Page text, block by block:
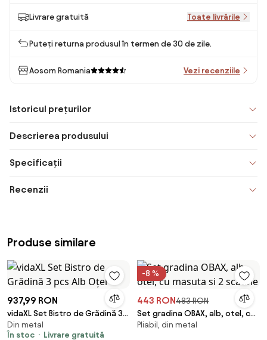
Livrare gratuită Toate livrările
Puteți returna produsul în termen de 30 de zile.
Aosom Romania Vezi recenziile
Istoricul prețurilor
Descrierea produsului
Specificații
Recenzii
Produse similare
937,99 RON
vidaXL Set Bistro de Grădină 3
pcs Alb Oțel
Din metal
În stoc
Livrare gratuită
-8 %
443 RON483 RON
Set gradina OBAX, alb, otel, cu
masuta si 2 scaune
Pliabil, din metal